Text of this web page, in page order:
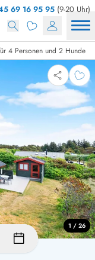
69 16 95 95 (9-20 Uhr)
4 Personen und 2 Hunde
1 / 26